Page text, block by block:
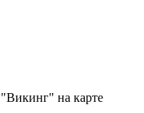
"Викинг" на карте